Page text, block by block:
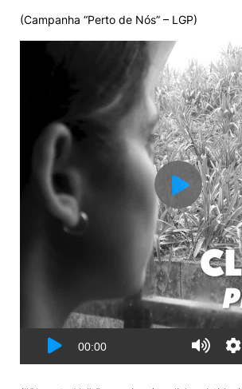
(Campanha “Perto de Nós” – LGP)